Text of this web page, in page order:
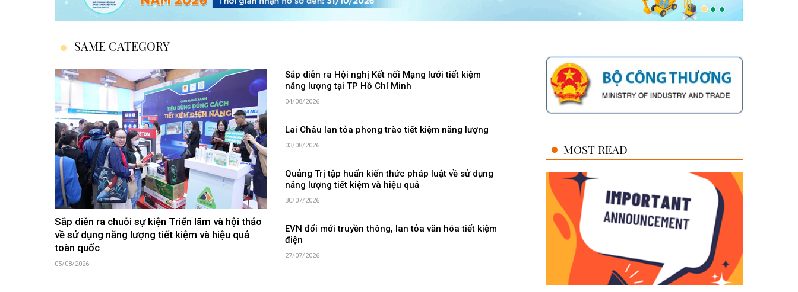
SAME CATEGORY
Sắp diễn ra chuỗi sự kiện Triển lãm và hội thảo
về sử dụng năng lượng tiết kiệm và hiệu quả
toàn quốc
05/08/2026
Sắp diễn ra Hội nghị Kết nối Mạng lưới tiết kiệm
năng lượng tại TP Hồ Chí Minh
04/08/2026
Lai Châu lan tỏa phong trào tiết kiệm năng lượng
03/08/2026
Quảng Trị tập huấn kiến thức pháp luật về sử dụng
năng lượng tiết kiệm và hiệu quả
30/07/2026
EVN đổi mới truyền thông, lan tỏa văn hóa tiết kiệm
điện
27/07/2026
MOST READ